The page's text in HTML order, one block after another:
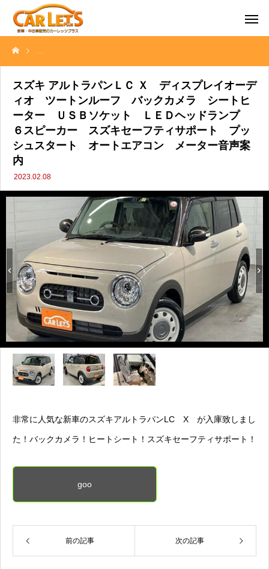
スズキ アルトラパンＬＣ Ｘ ディスプレイオーディオ ツートン
スズキ アルトラパンＬＣ Ｘ ディスプレイオーデ
ィオ ツートンルーフ バックカメラ シートヒ
ーター ＵＳＢソケット ＬＥＤヘッドランプ
６スピーカー スズキセーフティサポート プッ
シュスタート オートエアコン メーター音声案
内
2023.02.08
非常に人気な新車のスズキアルトラパンLC X が入庫致しまし
た！バックカメラ！ヒートシート！スズキセーフティサポート！
goo
前の記事 次の記事